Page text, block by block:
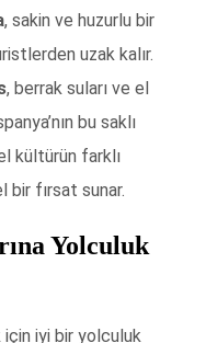
, sakin ve huzurlu bir
uzak kalır.
, berrak suları ve el
bu saklı
kültürün farklı
fırsat sunar.
Yolculuk
iyi bir yolculuk